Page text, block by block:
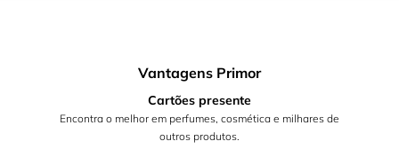
Vantagens Primor
Cartões presente
Encontra o melhor em perfumes, cosmética e milhares de
outros produtos.